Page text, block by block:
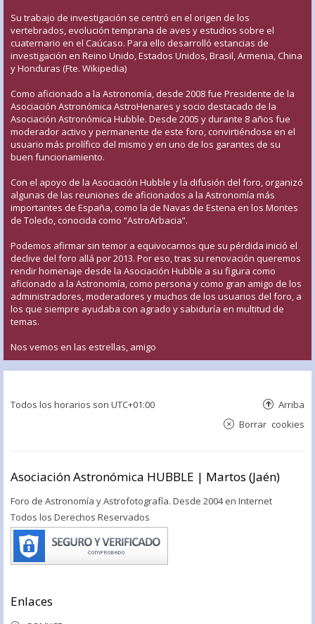
Su trabajo de investigación se centró en el origen de los
vertebrados, evolución temprana de aves y estudios sobre el
cuaternario en el Caúcaso. Para ello desarrolló estancias de
investigación en Reino Unido, Estados Unidos, Brasil, Armenia, China
y Honduras (Fte. Wikipedia)
Como aficionado a la Astronomía, desde 2008 fue Presidente de la
Asociación Astronómica AstroHenares y socio destacado de la
Asociación Astronómica Hubble. Desde 2005 y durante 8 años fue
moderador activo y permanente de este foro, convirtiéndose en el
usuario más prolífico del mismo y en uno de los garantes de su
buen funcionamiento.
Con el apoyo de la Asociación Hubble y la difusión del foro, organizó
algunas de las reuniones de aficionados a la Astronomía más
importantes de España, como la de Navas de Estena en los Montes
de Toledo, conocida como “AstroArbacia”.
Podemos afirmar sin temor a equivocarnos que su pérdida inició el
declive del foro allá por 2013. Por eso, tras su renovación queremos
rendir homenaje desde la Asociación Hubble a su figura como
aficionado a la Astronomía, como persona y como gran amigo de los
administradores, moderadores y muchos de los usuarios del foro, a
los que siempre ayudaba con agrado y sabiduría en multitud de
temas.
Nos vemos en las estrellas, amigo
Todos los horarios son UTC+01:00 Arriba
Borrar cookies
Asociación Astronómica HUBBLE | Martos (Jaén)
Foro de Astronomía y Astrofotografía. Desde 2004 en Internet
Todos los Derechos Reservados
Enlaces